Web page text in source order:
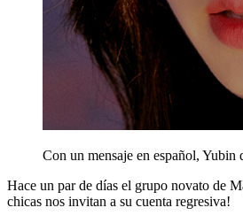
Con un mensaje en español,
Hace un par de días el grupo novato de
chicas nos invitan a su cuenta regresiva!